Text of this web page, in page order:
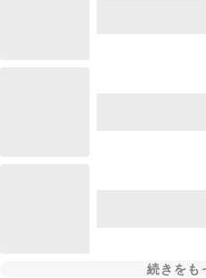
続きをも